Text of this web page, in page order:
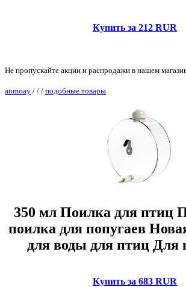
Купить за 212 RUR
Не пропускайте акции и распродажи в нашем
anmoay / / / подобные товары
350 мл Поилка для птиц
поилка для попугаев
для воды для птиц Для
Купить за 683 RUR